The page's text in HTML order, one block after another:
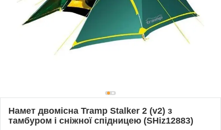
Намет двомісна Tramp Stalker 2 (v2) з
тамбуром і сніжної спідницею (SHiz12883)